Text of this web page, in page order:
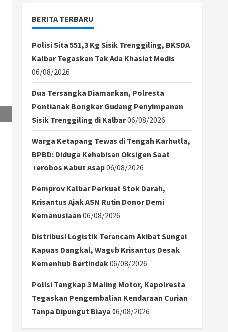
BERITA TERBARU
Polisi Sita 551,3 Kg Sisik Trenggiling, BKSDA
Kalbar Tegaskan Tak Ada Khasiat Medis
06/08/2026
Dua Tersangka Diamankan, Polresta
Pontianak Bongkar Gudang Penyimpanan
Sisik Trenggiling di Kalbar06/08/2026
Warga Ketapang Tewas di Tengah Karhutla,
BPBD: Diduga Kehabisan Oksigen Saat
Terobos Kabut Asap06/08/2026
Pemprov Kalbar Perkuat Stok Darah,
Krisantus Ajak ASN Rutin Donor Demi
Kemanusiaan 06/08/2026
Distribusi Logistik Terancam Akibat Sungai
Kapuas Dangkal, Wagub Krisantus Desak
Kemenhub Bertindak06/08/2026
Polisi Tangkap 3 Maling Motor, Kapolresta
Tegaskan Pengembalian Kendaraan Curian
Tanpa Dipungut Biaya 06/08/2026